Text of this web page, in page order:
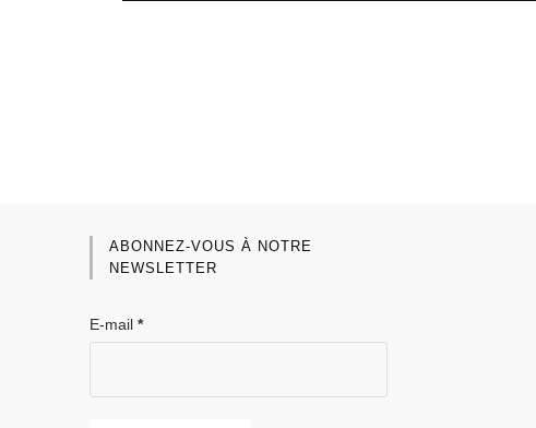
ABONNEZ-VOUS À NOTRE
NEWSLETTER
E-mail*